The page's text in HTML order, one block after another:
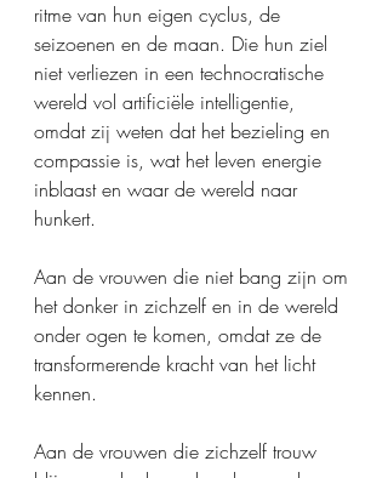
ritme van hun eigen cyclus, de
seizoenen en de maan. Die hun ziel
niet verliezen in een technocratische
wereld vol artificiële intelligentie,
omdat zij weten dat het bezieling en
compassie is, wat het leven energie
inblaast en waar de wereld naar
hunkert.
Aan de vrouwen die niet bang zijn om
het donker in zichzelf en in de wereld
onder ogen te komen, omdat ze de
transformerende kracht van het licht
kennen.
Aan de vrouwen die zichzelf trouw